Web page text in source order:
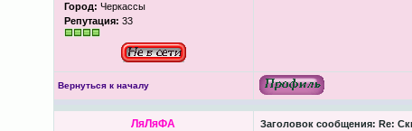
Город: Черкассы
Репутация: 33
Вернуться к началу
ЛяЛяФА Заголовок сообщения: Re: